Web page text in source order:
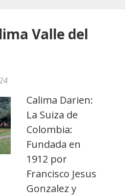
Valle del
Calima Darien:
La Suiza de
Colombia:
Fundada en
1912 por
Francisco Jesus
Gonzalez y